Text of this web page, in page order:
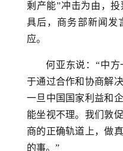
剩产能”冲击为由，
具后，商务部新闻发
应。
何亚东说：“中
于通过合作和协商解
一旦中国国家利益和
能坐视不理。我们敦
商的正确轨道上，做
的事。”